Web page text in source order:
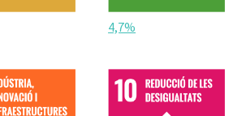
4,7%